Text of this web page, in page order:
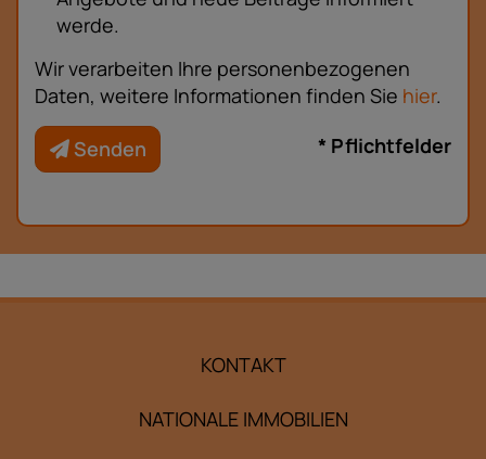
werde.
Wir verarbeiten Ihre personenbezogenen
Daten, weitere Informationen finden Sie hier.
Senden * Pflichtfelder
KONTAKT
NATIONALE IMMOBILIEN